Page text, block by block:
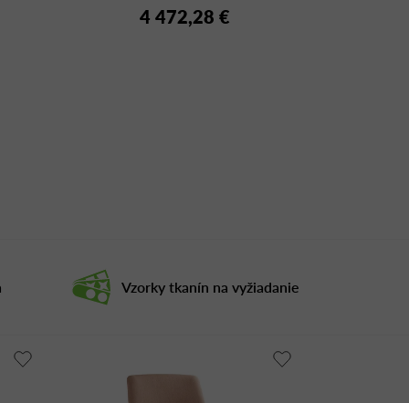
Vzorky tkanín na vyžiadanie
4 472,28 €